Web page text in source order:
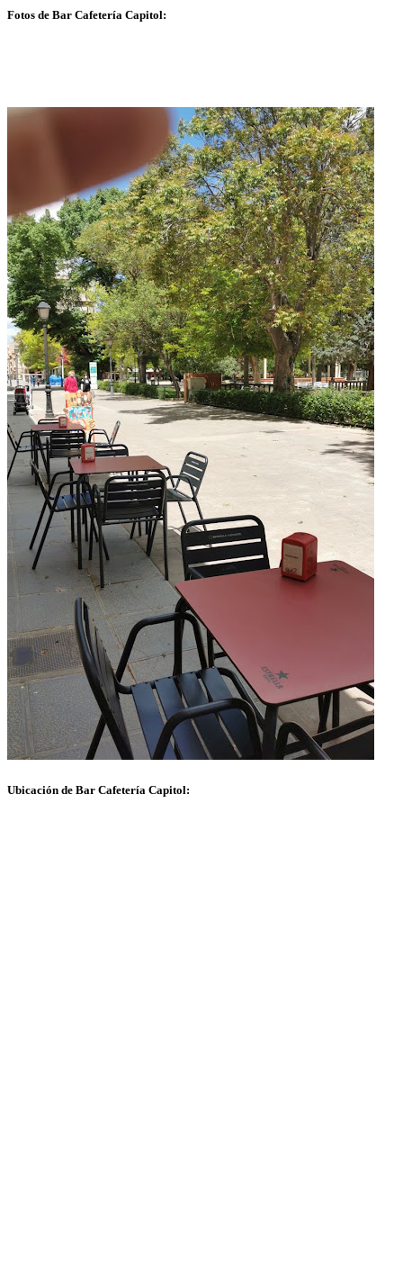
Fotos de Bar Cafetería Capitol:
Ubicación de Bar Cafetería Capitol: